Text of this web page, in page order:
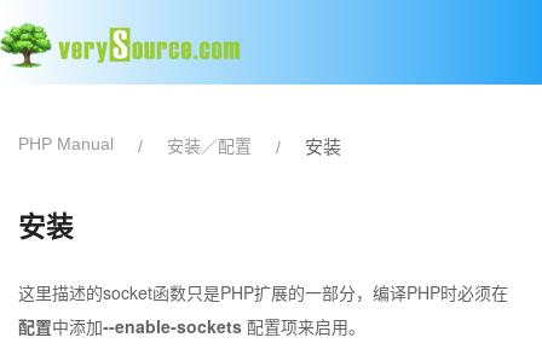
PHP Manual 安装／配置 安装
安装
这里描述的socket函数只是PHP扩展的一部分，编译PHP时必须在
配置中添加--enable-sockets 配置项来启用。